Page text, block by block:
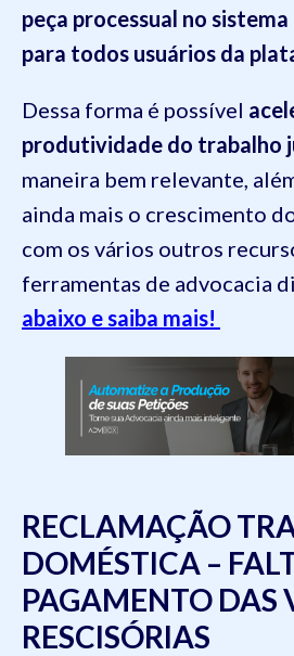
peça processual no
para todos usuários da
Dessa forma é possível
produtividade do trabalho
maneira bem relevante,
ainda mais o crescimento
com os vários outros
ferramentas de advocacia
abaixo e saiba mais!
RECLAMAÇÃO
DOMÉSTICA –
PAGAMENTO DAS
RESCISÓRIAS